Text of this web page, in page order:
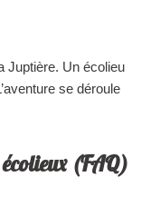
Juptière. Un écolieu
se déroule
(FAQ)